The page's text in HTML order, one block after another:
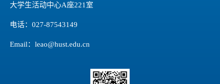
大学生活动中心A座221室
电话：027-87543149
Email：leao@hust.edu.cn